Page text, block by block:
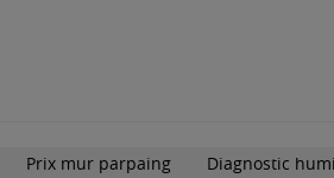
Prix mur parpaing Diagnostic